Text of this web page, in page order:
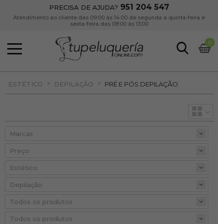
PRECISA DE AJUDA? 951 204 547
Atendimento ao cliente das 09:00 às 14:00 de segunda a quinta-feira e
sexta-feira das 08:00 às 13:00
0
ESTÉTICO » DEPILAÇÃO » PRÉ E PÓS DEPILAÇÃO
Preço